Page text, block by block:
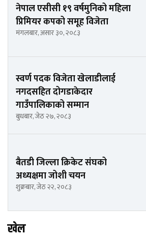
नेपाल एसीसी १९ वर्षमुनिको महिला
प्रिमियर कपको समूह विजेता
मंगलबार, असार ३०, २०८३
स्वर्ण पदक विजेता खेलाडीलाई
नगदसहित दोगडाकेदार
गाउँपालिकाको सम्मान
बुधबार, जेठ २७, २०८३
बैतडी जिल्ला क्रिकेट संघको
अध्यक्षमा जोशी चयन
शुक्रबार, जेठ २२, २०८३
खेल